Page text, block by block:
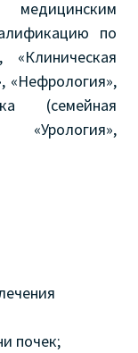
по
«Клиническая
«Нефрология»,
(семейная
почек;